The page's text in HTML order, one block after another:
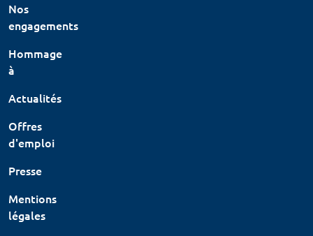
Nos
engagements
Hommage
à
Actualités
Offres
d'emploi
Presse
Mentions
légales